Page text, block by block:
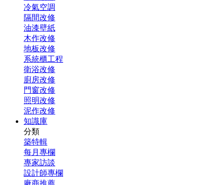
冷氣空調
隔間改修
油漆壁紙
木作改修
地板改修
系統櫃工程
衛浴改修
廚房改修
門窗改修
照明改修
泥作改修
知識庫
分類
築特輯
每月專欄
專家訪談
設計師專欄
廠商推薦